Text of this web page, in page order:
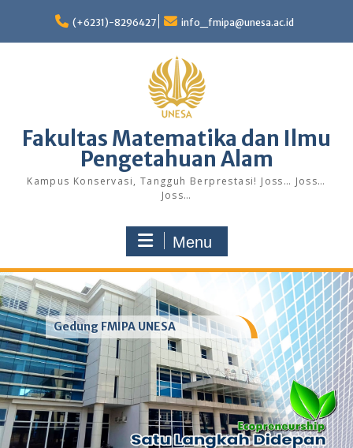
content
(+6231)-8296427 info_fmipa@unesa.ac.id
Fakultas Matematika dan Ilmu
Pengetahuan Alam
Kampus Konservasi, Tangguh Berprestasi! Joss… Joss…
Joss…
Menu
Gedung FMIPA UNESA